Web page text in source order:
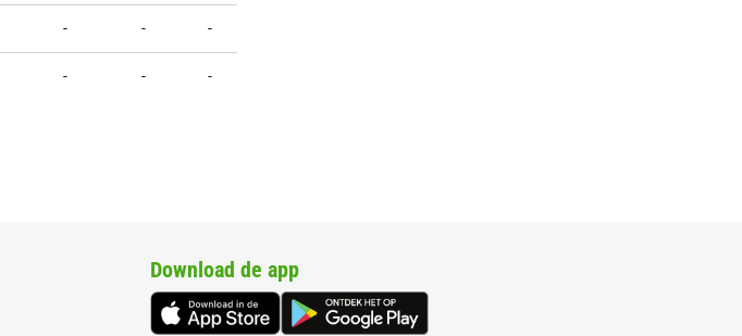
- - -
- - -
Download de app